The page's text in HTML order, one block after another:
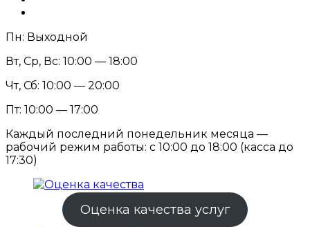
Пн: Выходной
Вт, Ср, Вс: 10:00 — 18:00
Чт, Сб: 10:00 — 20:00
Пт: 10:00 — 17:00
Каждый последний понедельник месяца —
рабочий режим работы: с 10:00 до 18:00 (касса до
17:30)
Оценка качества услуг